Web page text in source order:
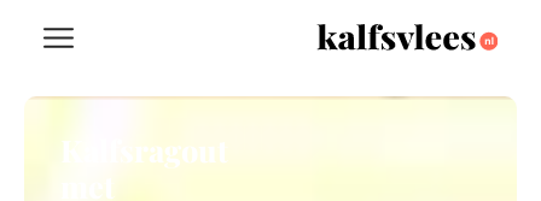
Kalfsragout